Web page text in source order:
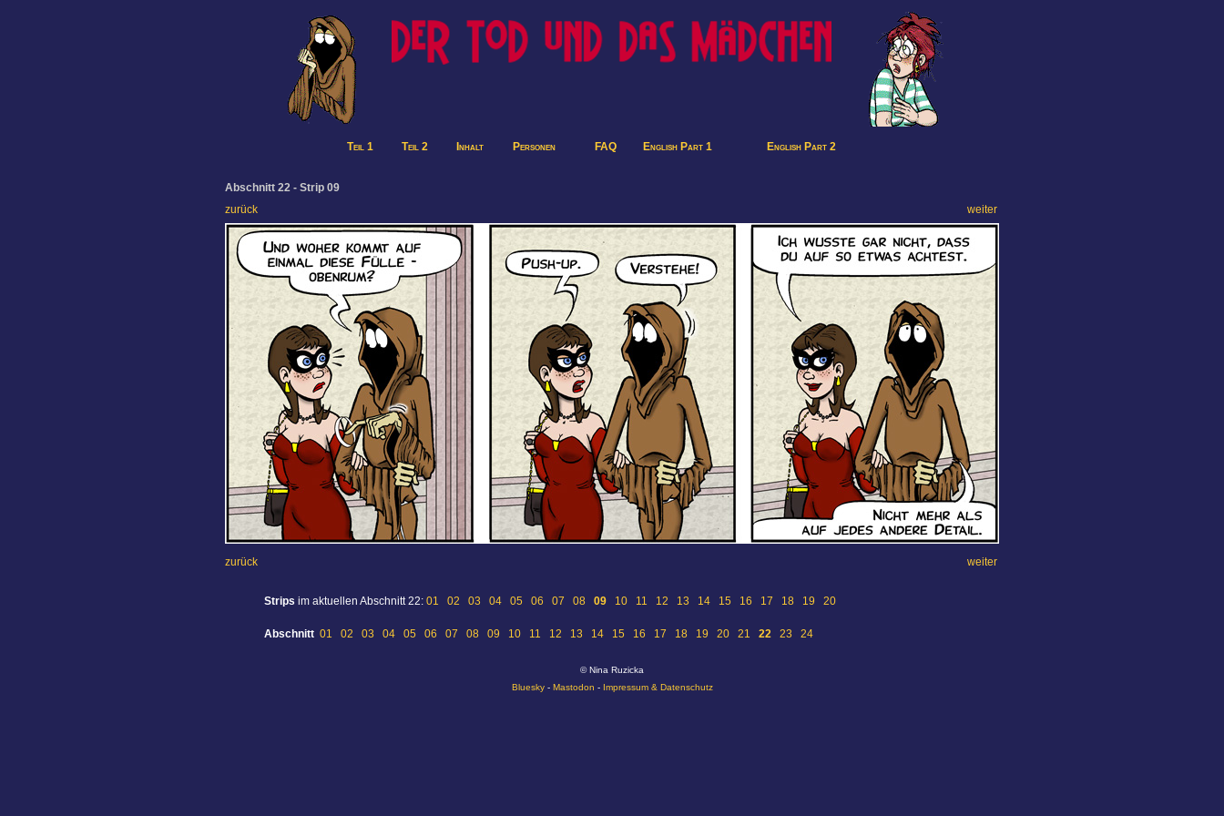
Teil 1 Teil 2 Inhalt Personen FAQ English Part 1 English Part 2
Abschnitt 22 - Strip 09
zurück
weiter
zurück weiter
Strips im aktuellen Abschnitt 22: 01 02 03 04 05 06 07 08 09 10 11 12 13 14 15 16 17 18 19 20
Abschnitt 01 02 03 04 05 06 07 08 09 10 11 12 13 14 15 16 17 18 19 20 21 22 23 24
© Nina Ruzicka
Bluesky- Mastodon - Impressum & Datenschutz